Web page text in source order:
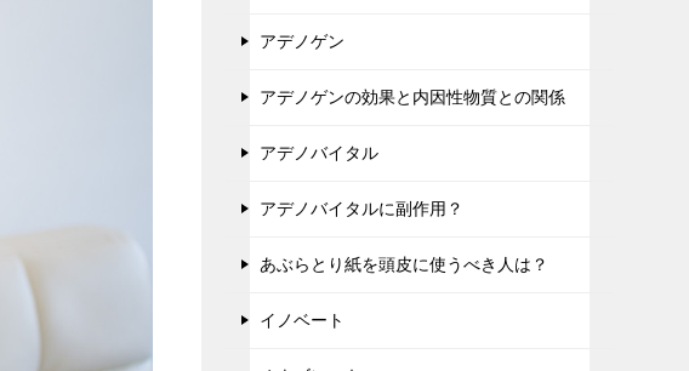
アデノゲン
アデノゲンの効果と内因性物質との関係
アデノバイタル
アデノバイタルに副作用？
あぶらとり紙を頭皮に使うべき人は？
イノベート